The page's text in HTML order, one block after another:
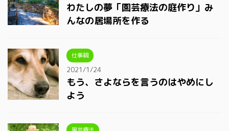
わたしの夢「園芸療法の庭作り」み
んなの居場所を作る
仕事観
2021/1/24
もう、さよならを言うのはやめにし
よう